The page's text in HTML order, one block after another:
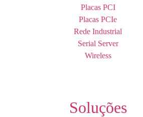
Placas PCI
Placas PCIe
Rede Industrial
Serial Server
Wireless
Soluções